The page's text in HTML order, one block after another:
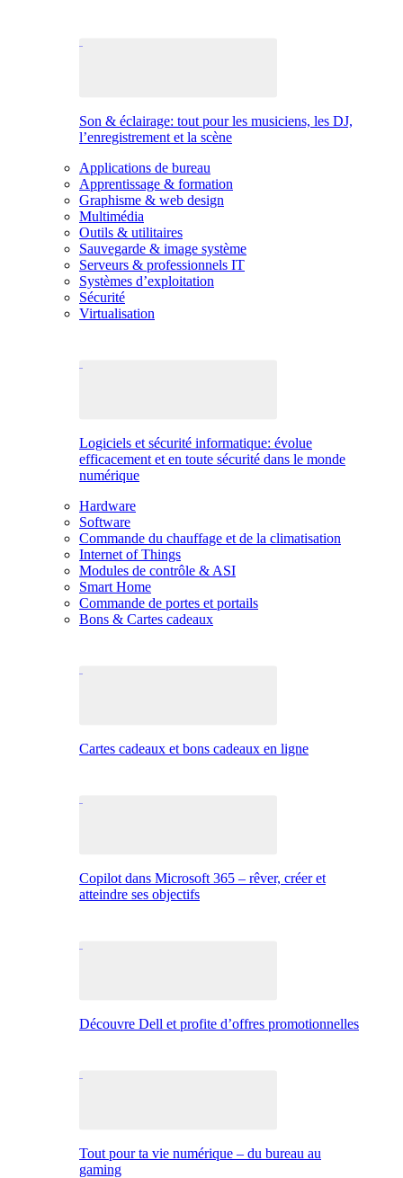
Son & éclairage: tout pour les musiciens, les DJ,
l’enregistrement et la scène
Applications de bureau
Apprentissage & formation
Graphisme & web design
Multimédia
Outils & utilitaires
Sauvegarde & image système
Serveurs & professionnels IT
Systèmes d’exploitation
Sécurité
Virtualisation
Logiciels et sécurité informatique: évolue
efficacement et en toute sécurité dans le monde
numérique
Hardware
Software
Commande du chauffage et de la climatisation
Internet of Things
Modules de contrôle & ASI
Smart Home
Commande de portes et portails
Bons & Cartes cadeaux
Cartes cadeaux et bons cadeaux en ligne
Copilot dans Microsoft 365 – rêver, créer et
atteindre ses objectifs
Découvre Dell et profite d’offres promotionnelles
Tout pour ta vie numérique – du bureau au
gaming